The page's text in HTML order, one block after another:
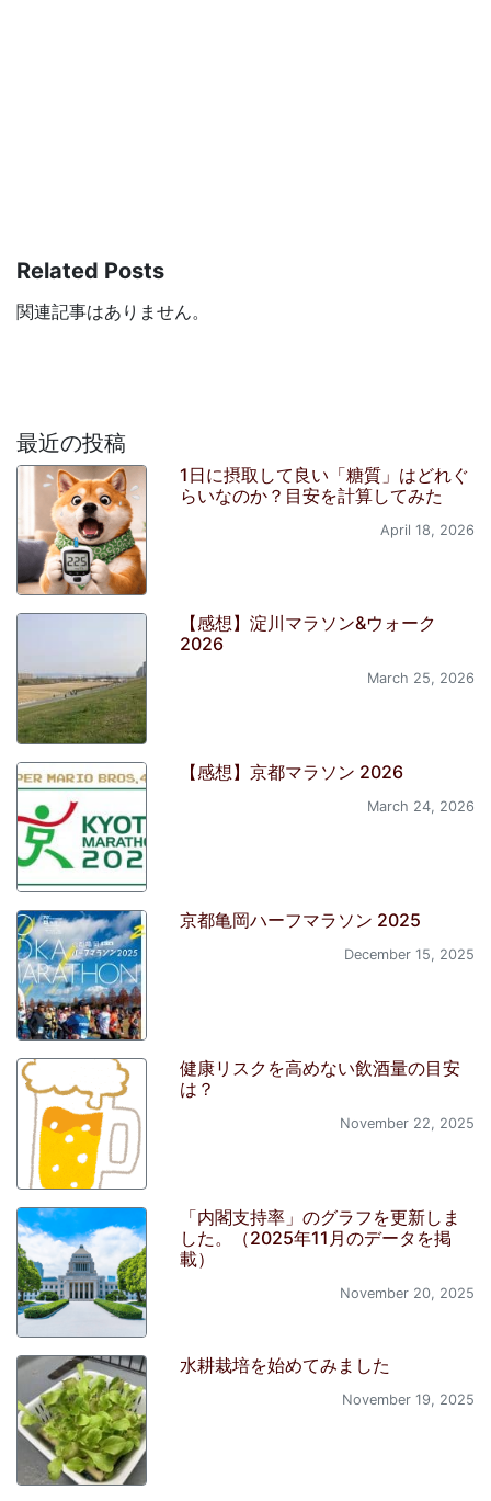
Related Posts
関連記事はありません。
最近の投稿
1日に摂取して良い「糖質」はどれぐ
らいなのか？目安を計算してみた
April 18, 2026
【感想】淀川マラソン&ウォーク
2026
March 25, 2026
【感想】京都マラソン 2026
March 24, 2026
京都亀岡ハーフマラソン 2025
December 15, 2025
健康リスクを高めない飲酒量の目安
は？
November 22, 2025
「内閣支持率」のグラフを更新しま
した。（2025年11月のデータを掲
載）
November 20, 2025
水耕栽培を始めてみました
November 19, 2025